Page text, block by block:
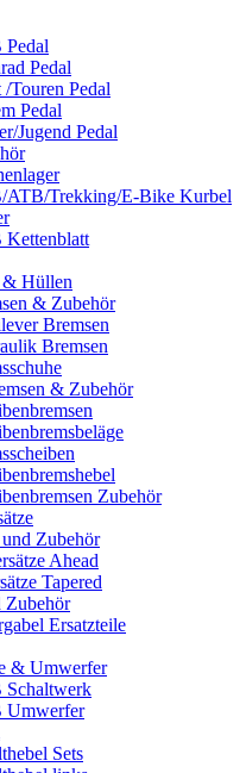
Pedal
/Touren Pedal
Pedal
Jugend Pedal
ATB/Trekking/E-Bike Kurbel
& Hüllen
& Zubehör
Bremsen
Bremsen
& Zubehör
Zubehör
und Zubehör
Ahead
Tapered
Zubehör
Ersatzteile
& Umwerfer
Umwerfer
Sets